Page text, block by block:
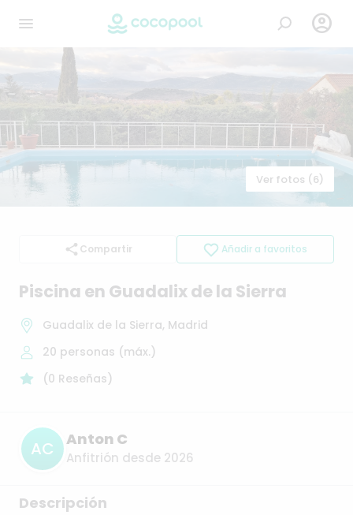

Ver fotos (6)
Compartir Añadir a favoritos
Piscina en Guadalixde la Sierra
Guadalix de la Sierra, Madrid
20 personas (máx.)
(0 Reseñas)
AC Anton C
Anfitrión desde 2026
Descripción